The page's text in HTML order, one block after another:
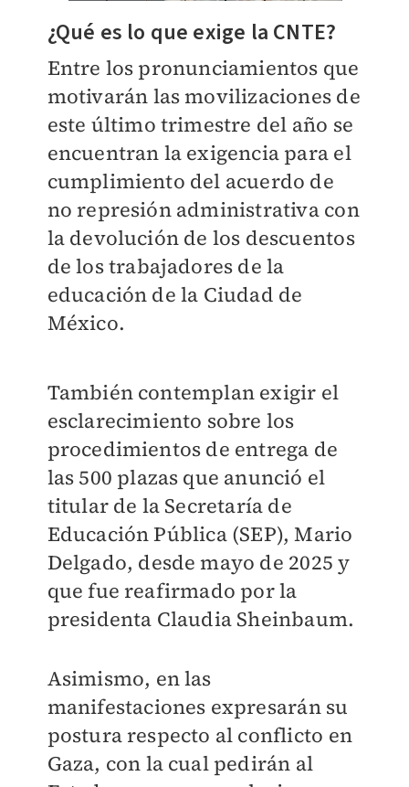
¿Qué es lo que exige la CNTE?
Entre los pronunciamientos que
motivarán las movilizaciones de
este último trimestre del año se
encuentran la exigencia para el
cumplimiento del acuerdo de
no represión administrativa con
la devolución de los descuentos
de los trabajadores de la
educación de la Ciudad de
México.
También contemplan exigir el
esclarecimiento sobre los
procedimientos de entrega de
las 500 plazas que anunció el
titular de la Secretaría de
Educación Pública (SEP), Mario
Delgado, desde mayo de 2025 y
que fue reafirmado por la
presidenta Claudia Sheinbaum.
Asimismo, en las
manifestaciones expresarán su
postura respecto al conflicto en
Gaza, con la cual pedirán al